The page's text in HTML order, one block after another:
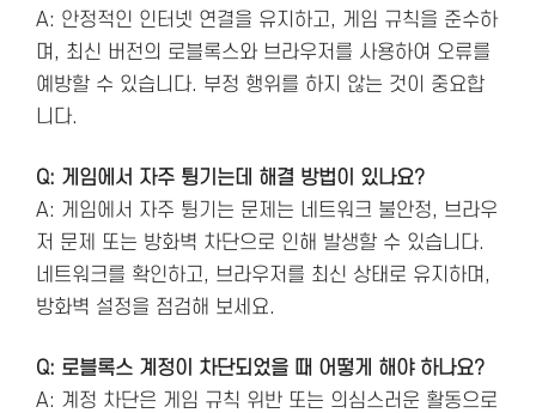
A: 안정적인 인터넷 연결을 유지하고, 게임 규칙을 준수하
며, 최신 버전의 로블록스와 브라우저를 사용하여 오류를
예방할 수 있습니다. 부정 행위를 하지 않는 것이 중요합
니다.
Q: 게임에서 자주 튕기는데 해결 방법이 있나요?
A: 게임에서 자주 튕기는 문제는 네트워크 불안정, 브라우
저 문제 또는 방화벽 차단으로 인해 발생할 수 있습니다.
네트워크를 확인하고, 브라우저를 최신 상태로 유지하며,
방화벽 설정을 점검해 보세요.
Q: 로블록스 계정이 차단되었을 때 어떻게 해야 하나요?
A: 계정 차단은 게임 규칙 위반 또는 의심스러운 활동으로